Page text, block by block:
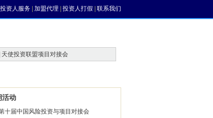
投资人服务 加盟代理 投资人打假 联系我们
使投资联盟项目对接会
活动
十届中国风险投资与项目对接会